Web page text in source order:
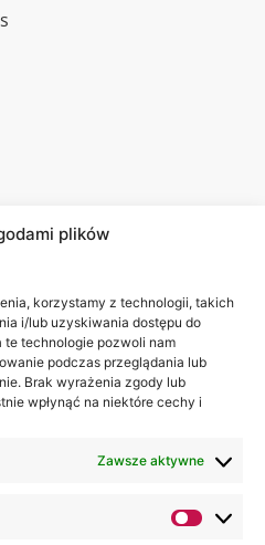
plików
korzystamy z technologii, takich
i/lub uzyskiwania dostępu do
te technologie pozwoli nam
podczas przeglądania lub
Brak wyrażenia zgody lub
wpłynąć na niektóre cechy i
Zawsze aktywne